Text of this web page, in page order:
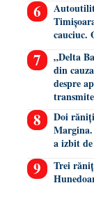
cauciuc.
„Delta
din
despre
Doi
Margina.
a izbit
Trei